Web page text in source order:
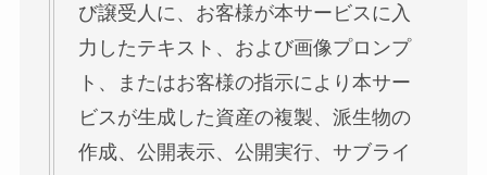
び譲受人に、お客様が本サービスに入
力したテキスト、および画像プロンプ
ト、またはお客様の指示により本サー
ビスが生成した資産の複製、派生物の
作成、公開表示、公開実行、サブライ